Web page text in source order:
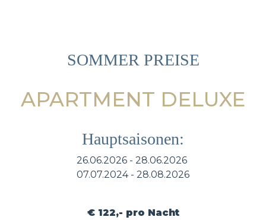
SOMMER PREISE
APARTMENT DELUXE
Hauptsaisonen:
26.06.2026 - 28.06.2026
07.07.2024 - 28.08.2026
€ 122,- pro Nacht